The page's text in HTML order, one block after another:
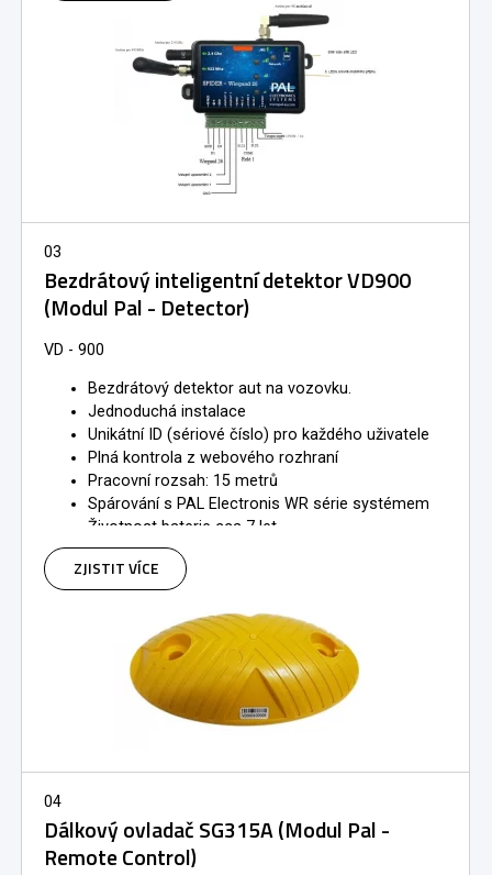
03
Bezdrátový inteligentní detektor VD900
(Modul Pal - Detector)
VD - 900
Bezdrátový detektor aut na vozovku.
Jednoduchá instalace
​Unikátní ID (sériové číslo) pro každého uživatele
Plná kontrola z webového rozhraní
​Pracovní rozsah: 15 metrů
​Spárování s PAL Electronis WR série systémem
Životnost baterie cca 7 let
​Časovač dle hodin/dnů/datumu
ZJISTIT VÍCE
04
Dálkový ovladač SG315A (Modul Pal -
Remote Control)